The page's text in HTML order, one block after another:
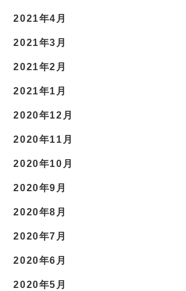
2021年4月
2021年3月
2021年2月
2021年1月
2020年12月
2020年11月
2020年10月
2020年9月
2020年8月
2020年7月
2020年6月
2020年5月